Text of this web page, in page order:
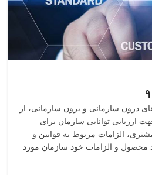
درون سازمانی و برون سازمانی، از
ارزیابی توانایی سازمان برای
الزامات مربوط به قوانین و
محصول و الزامات خود سازمان مورد